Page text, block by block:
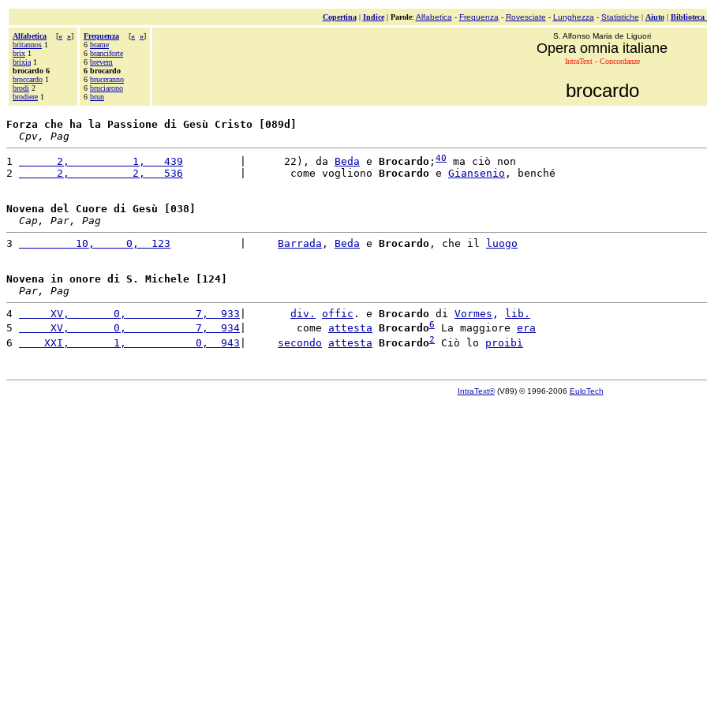
Copertina| Indice| Parole: Alfabetica - Frequenza - Rovesciate - Lunghezza - Statistiche | Aiuto| Biblioteca
Alfabetica [« »]
britannos 1
brix 1
brixia 1
brocardo 6
broccardo 1
brodi 2
brodiere 1
Frequenza [« »]
6 brame
6 branciforte
6 brevem
6 brocardo
6 bruceranno
6 bruciarono
6 brun
S. Alfonso Maria de Liguori
Opera omnia italiane
IntraText - Concordanze
brocardo
Forza che ha la Passione di Gesù Cristo [089d]
Cpv, Pag
1
      2,          1,   439
         |      22), da
Beda e Brocardo ; 40
ma ciò non
2
      2,          2,   536
         |       come vogliono
Brocardo e Giansenio , benché
Novena del Cuore di Gesù [038]
Cap, Par, Pag
3
         10,     0,  123
Barrada , Beda e Brocardo , che il luogo
Novena in onore di S. Michele [124]
Par, Pag
4
     XV,       0,           7,  933
div. offic . e Brocardo di Vormes ,
lib.
5
     XV,       0,           7,  934
|        come attesta Brocardo6 La maggiore era
6
    XXI,       1,           0,  943
secondo attesta Brocardo2 Ciò lo proibì
IntraText®(V89) © 1996-2006 EuloTech